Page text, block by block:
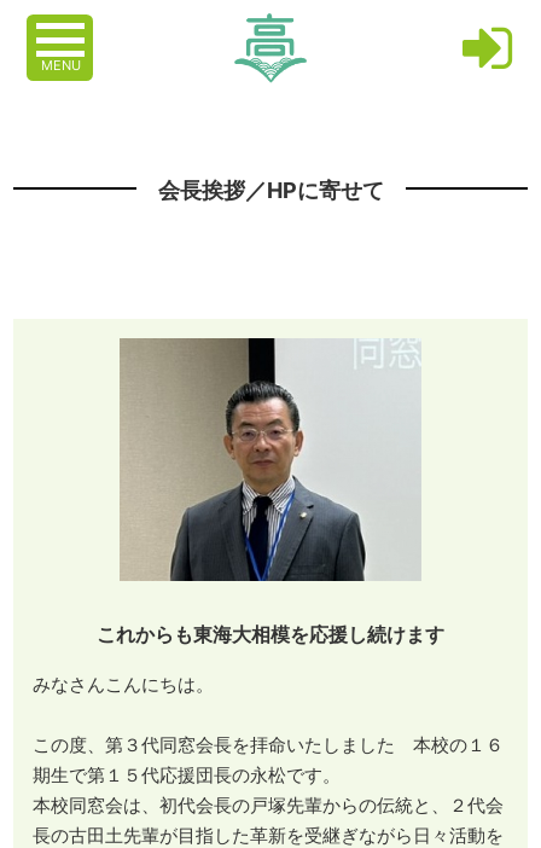
MENU
会長挨拶／HPに寄せて
これからも東海大相模を応援し続けます
みなさんこんにちは。
この度、第３代同窓会長を拝命いたしました 本校の１６
期生で第１５代応援団長の永松です。
本校同窓会は、初代会長の戸塚先輩からの伝統と、２代会
長の古田土先輩が目指した革新を受継ぎながら日々活動を